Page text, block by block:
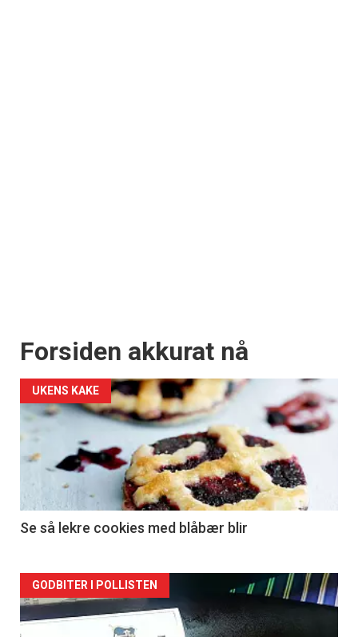
Forsiden akkurat nå
UKENS KAKE
Se så lekre cookies med blåbær blir
Forsiden
akkurat
GODBITER I POLLISTEN